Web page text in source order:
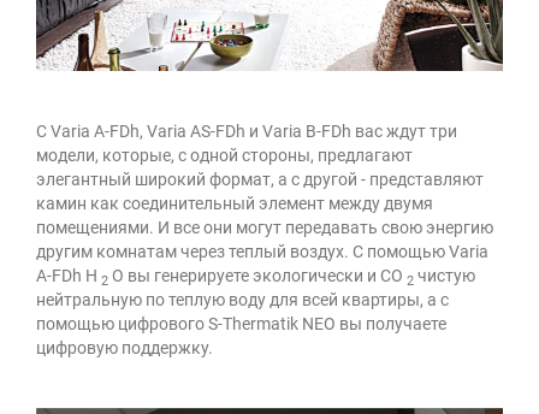
С Varia A-FDh, Varia AS-FDh и Varia B-FDh вас ждут три
модели, которые, с одной стороны, предлагают
элегантный широкий формат, а с другой - представляют
камин как соединительный элемент между двумя
помещениями. И все они могут передавать свою энергию
другим комнатам через теплый воздух. С помощью Varia
A-FDh H 2 O вы генерируете экологически и CO 2 чистую
нейтральную по теплую воду для всей квартиры, а с
помощью цифрового S-Thermatik NEO вы получаете
цифровую поддержку.